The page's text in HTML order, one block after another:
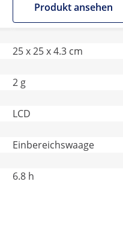
Produkt ansehen
25 x 25 x 4.3 cm
2 g
LCD
Einbereichswaage
6.8 h